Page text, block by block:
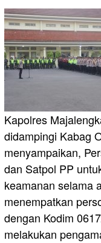
Kapolres
didampingi Kabag
menyampaikan,
dan Satpol PP
keamanan selama
menempatkan
dengan Kodim
melakukan